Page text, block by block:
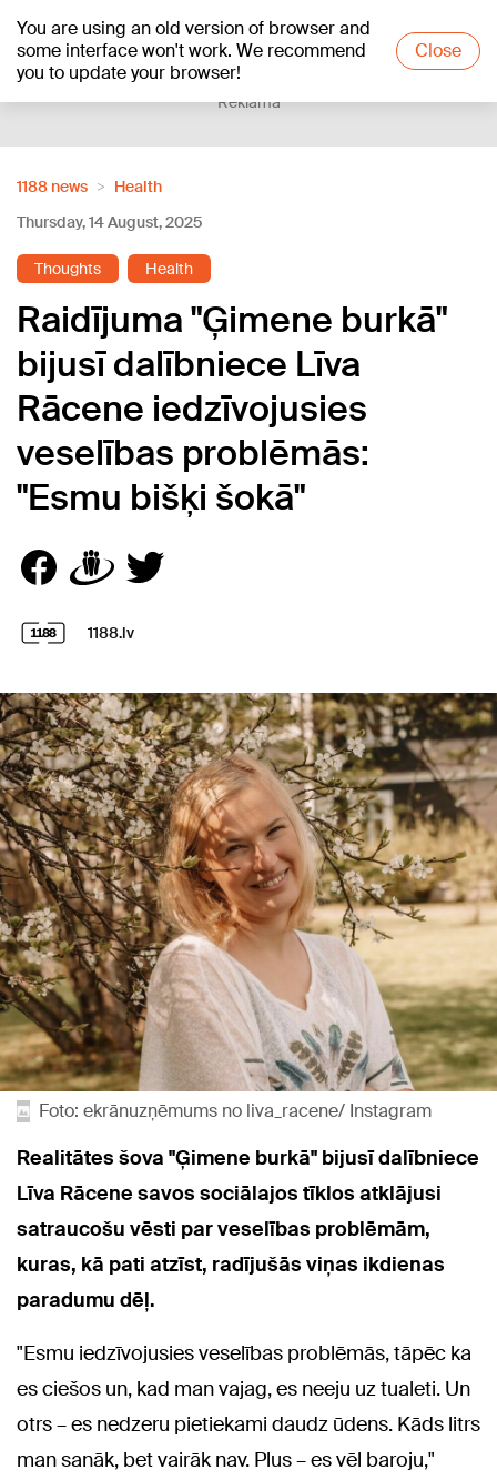
You are using an old version of browser and
some interface won't work. We recommend
you to update your browser!
Close
+18°C
Reklāma
1188 news
Health
Thursday, 14 August, 2025
Thoughts Health
Raidījuma "Ģimene burkā"
bijusī dalībniece Līva
Rācene iedzīvojusies
veselības problēmās:
"Esmu bišķi šokā"
1188.lv
Foto: ekrānuzņēmums no liva_racene/ Instagram
Realitātes šova "Ģimene burkā" bijusī dalībniece
Līva Rācene savos sociālajos tīklos atklājusi
satraucošu vēsti par veselības problēmām,
kuras, kā pati atzīst, radījušās viņas ikdienas
paradumu dēļ.
"Esmu iedzīvojusies veselības problēmās, tāpēc ka
es ciešos un, kad man vajag, es neeju uz tualeti. Un
otrs – es nedzeru pietiekami daudz ūdens. Kāds litrs
man sanāk, bet vairāk nav. Plus – es vēl baroju,"